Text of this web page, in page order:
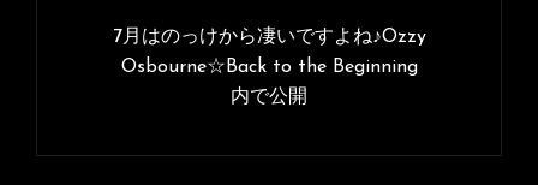
ゲ
7月はのっけから凄いですよね♪Ozzy
Osbourne☆Back to the Beginning
内で公開